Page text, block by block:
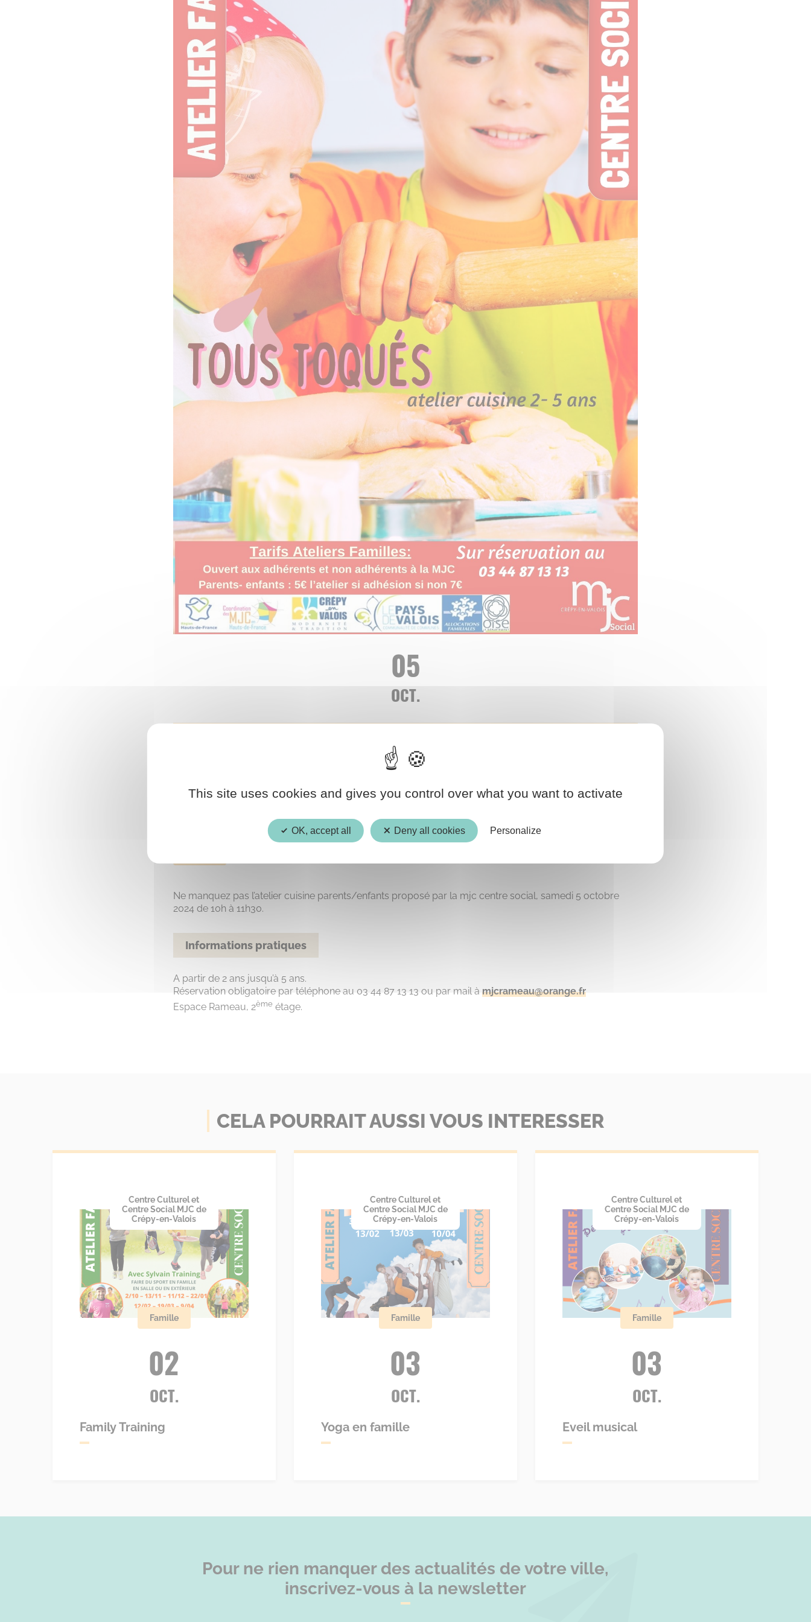
05
OCT.
« TOUS TOQUÉS » ATELIER CUISINE EN
FAMILLE
Ne manquez pas l’atelier cuisine parents/enfants proposé par la mjc centre social, samedi 5 octobre
2024 de 10h à 11h30.
Informations pratiques
A partir de 2 ans jusqu’à 5 ans.
Réservation obligatoire par téléphone au 03 44 87 13 13 ou par mail à mjcrameau@orange.fr
Espace Rameau, 2ème étage.
CELA POURRAIT AUSSI VOUS INTERESSER
Centre Culturel et
Centre Social MJC de
Crépy-en-Valois
Famille
02
OCT.
Family Training
Centre Culturel et
Centre Social MJC de
Crépy-en-Valois
Famille
03
OCT.
Yoga en famille
Centre Culturel et
Centre Social MJC de
Crépy-en-Valois
Famille
03
OCT.
Eveil musical
Pour ne rien manquer des actualités de votre ville,
inscrivez-vous à la newsletter
This site uses cookies and gives you control over what you want to activate
OK, accept all Deny all cookies Personalize